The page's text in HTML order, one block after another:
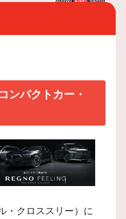
ンパクトカー・
・クロススリー）に